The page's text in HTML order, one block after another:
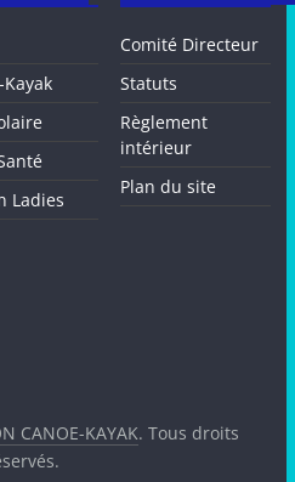
Kayak
Ladies
Comité Directeur
Statuts
Règlement
intérieur
Plan du site
CANOE-KAYAK. Tous droits